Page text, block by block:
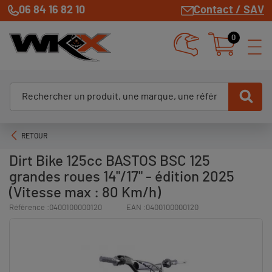
06 84 16 82 10 Contact / SAV
0
RETOUR
Dirt Bike 125cc BASTOS BSC 125
grandes roues 14"/17" - édition 2025
(Vitesse max : 80 Km/h)
Référence :0400100000120 EAN :0400100000120